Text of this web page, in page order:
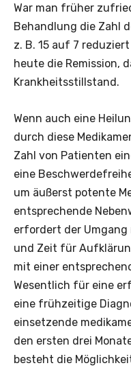
War man früher
Behandlung die Zahl
z. B. 15 auf 7
heute die Remission,
Krankheitsstillstand.
Wenn auch eine
durch diese
Zahl von Patienten
eine
um äußerst potente
entsprechende
erfordert der
und Zeit für
mit einer
Wesentlich für eine
eine frühzeitige
einsetzende
den ersten drei
besteht die